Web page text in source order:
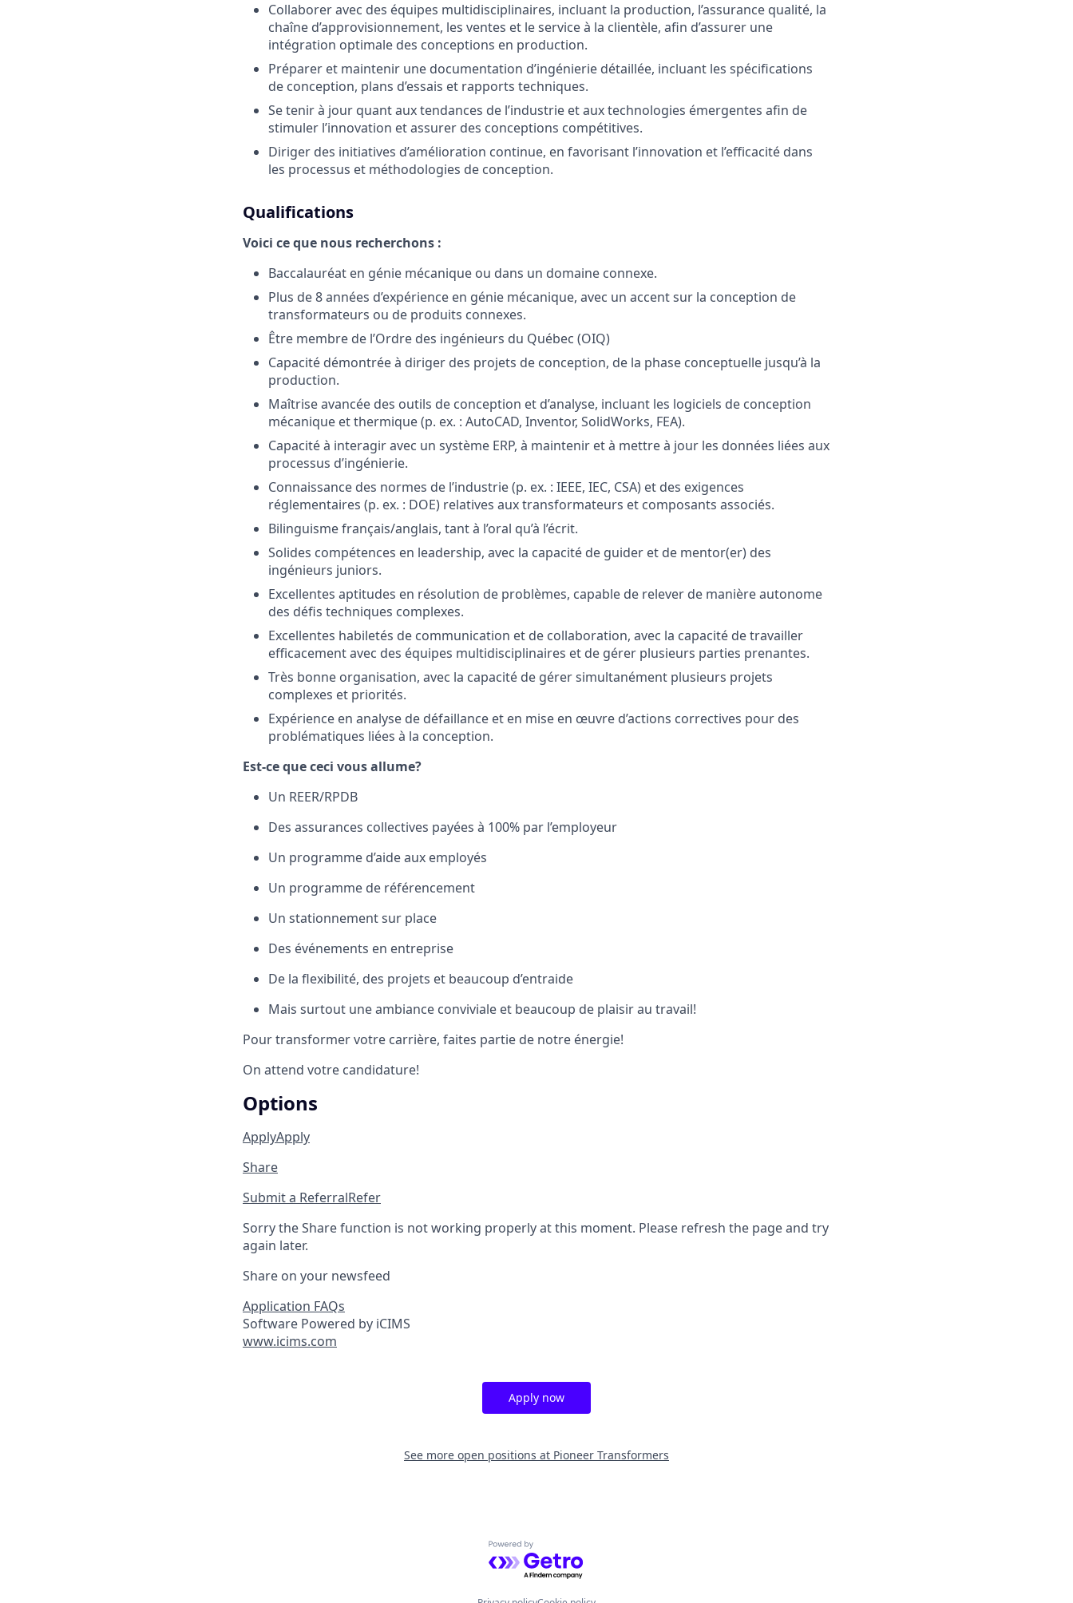
Collaborer avec des équipes multidisciplinaires, incluant la production, l’assurance qualité, la
chaîne d’approvisionnement, les ventes et le service à la clientèle, afin d’assurer une
intégration optimale des conceptions en production.
Préparer et maintenir une documentation d’ingénierie détaillée, incluant les spécifications
de conception, plans d’essais et rapports techniques.
Se tenir à jour quant aux tendances de l’industrie et aux technologies émergentes afin de
stimuler l’innovation et assurer des conceptions compétitives.
Diriger des initiatives d’amélioration continue, en favorisant l’innovation et l’efficacité dans
les processus et méthodologies de conception.
Qualifications
Voici ce que nous recherchons :
Baccalauréat en génie mécanique ou dans un domaine connexe.
Plus de 8 années d’expérience en génie mécanique, avec un accent sur la conception de
transformateurs ou de produits connexes.
Être membre de l’Ordre des ingénieurs du Québec (OIQ)
Capacité démontrée à diriger des projets de conception, de la phase conceptuelle jusqu’à la
production.
Maîtrise avancée des outils de conception et d’analyse, incluant les logiciels de conception
mécanique et thermique (p. ex. : AutoCAD, Inventor, SolidWorks, FEA).
Capacité à interagir avec un système ERP, à maintenir et à mettre à jour les données liées aux
processus d’ingénierie.
Connaissance des normes de l’industrie (p. ex. : IEEE, IEC, CSA) et des exigences
réglementaires (p. ex. : DOE) relatives aux transformateurs et composants associés.
Bilinguisme français/anglais, tant à l’oral qu’à l’écrit.
Solides compétences en leadership, avec la capacité de guider et de mentor(er) des
ingénieurs juniors.
Excellentes aptitudes en résolution de problèmes, capable de relever de manière autonome
des défis techniques complexes.
Excellentes habiletés de communication et de collaboration, avec la capacité de travailler
efficacement avec des équipes multidisciplinaires et de gérer plusieurs parties prenantes.
Très bonne organisation, avec la capacité de gérer simultanément plusieurs projets
complexes et priorités.
Expérience en analyse de défaillance et en mise en œuvre d’actions correctives pour des
problématiques liées à la conception.
Est-ce que ceci vous allume?
Un REER/RPDB
Des assurances collectives payées à 100% par l’employeur
Un programme d’aide aux employés
Un programme de référencement
Un stationnement sur place
Des événements en entreprise
De la flexibilité, des projets et beaucoup d’entraide
Mais surtout une ambiance conviviale et beaucoup de plaisir au travail!
Pour transformer votre carrière, faites partie de notre énergie!
On attend votre candidature!
Options
ApplyApply
Share
Submit a ReferralRefer
Sorry the Share function is not working properly at this moment. Please refresh the page and try
again later.
Share on your newsfeed
Application FAQs
Software Powered by iCIMS
www.icims.com
Apply now
See more open positions at Pioneer Transformers
Powered by Getro.com